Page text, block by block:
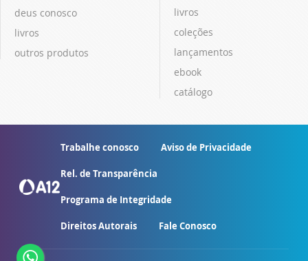
deus conosco
livros
outros produtos
livros
coleções
lançamentos
ebook
catálogo
Trabalhe conosco Aviso de Privacidade
Rel. de Transparência
Programa de Integridade
Direitos Autorais Fale Conosco